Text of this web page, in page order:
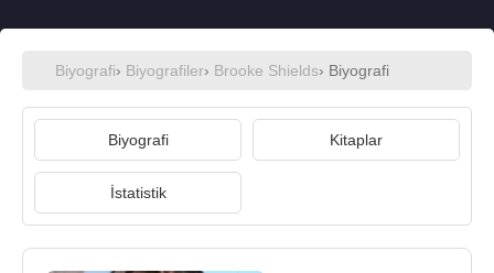
Biyografi› Biyografiler› Brooke Shields› Biyografi
Biyografi Kitaplar
İstatistik